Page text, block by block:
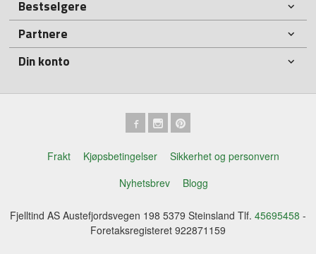
Bestselgere
Partnere
Din konto
Frakt Kjøpsbetingelser
Sikkerhet og personvern
Nyhetsbrev
Blogg
Fjelltind AS Austefjordsvegen 198 5379 Steinsland Tlf. 45695458 -
Foretaksregisteret 922871159